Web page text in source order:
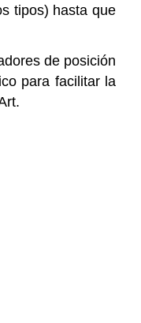
tipos) hasta que
de posición
para facilitar la